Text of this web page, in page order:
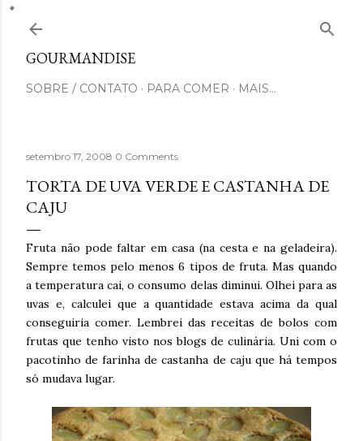
GOURMANDISE
SOBRE / CONTATO PARA COMER MAIS…
setembro 17, 2008 0 Comments
TORTA DE UVA VERDE E CASTANHA DE
CAJU
Fruta não pode faltar em casa (na cesta e na geladeira).
Sempre temos pelo menos 6 tipos de fruta. Mas quando
a temperatura cai, o consumo delas diminui. Olhei para as
uvas e, calculei que a quantidade estava acima da qual
conseguiria comer. Lembrei das receitas de bolos com
frutas que tenho visto nos blogs de culinária. Uni com o
pacotinho de farinha de castanha de caju que há tempos
só mudava lugar.